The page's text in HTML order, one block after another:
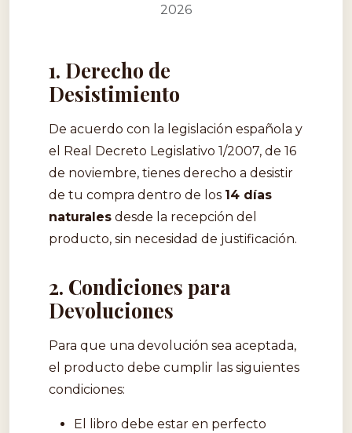
2026
1. Derecho de
Desistimiento
De acuerdo con la legislación española y
el Real Decreto Legislativo 1/2007, de 16
de noviembre, tienes derecho a desistir
de tu compra dentro de los 14 días
naturales desde la recepción del
producto, sin necesidad de justificación.
2. Condiciones para
Devoluciones
Para que una devolución sea aceptada,
el producto debe cumplir las siguientes
condiciones:
El libro debe estar en perfecto